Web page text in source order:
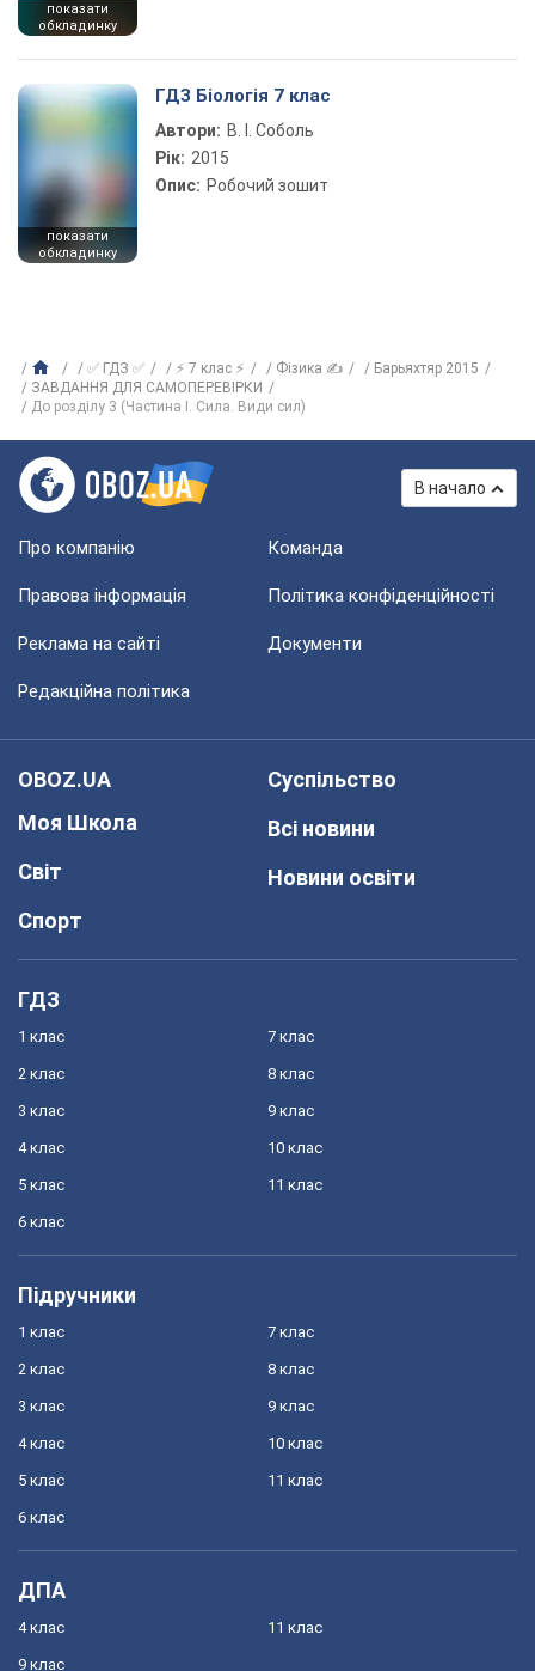
показати
обкладинку
показати
обкладинку
ГДЗ Біологія 7 клас
Автори: В. І. Соболь
Рік: 2015
Опис: Робочий зошит
✅ ГДЗ ✅ ⚡ 7 клас ⚡ Фізика ✍
Барьяхтяр 2015
ЗАВДАННЯ ДЛЯ САМОПЕРЕВІРКИ
До розділу 3 (Частина І. Сила. Види сил)
В начало
Про компанію Команда
Правова інформація Політика конфіденційності
Реклама на сайті Документи
Редакційна політика
OBOZ.UA
Моя Школа
Світ
Спорт
Суспільство
Всі новини
Новини освіти
ГДЗ
1 клас
2 клас
3 клас
4 клас
5 клас
6 клас
7 клас
8 клас
9 клас
10 клас
11 клас
Підручники
1 клас
2 клас
3 клас
4 клас
5 клас
6 клас
7 клас
8 клас
9 клас
10 клас
11 клас
ДПА
4 клас
9 клас
11 клас